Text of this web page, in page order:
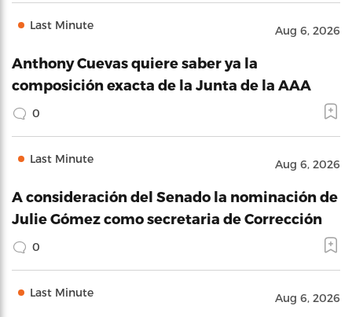
Last Minute Aug 6, 2026
Anthony Cuevas quiere saber ya la
composición exacta de la Junta de la AAA
0
Last Minute Aug 6, 2026
A consideración del Senado la nominación de
Julie Gómez como secretaria de Corrección
0
Last Minute Aug 6, 2026